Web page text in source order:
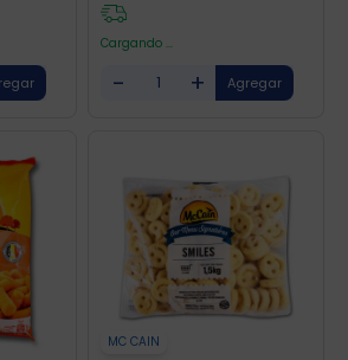
Cargando ...
- +
MC CAIN